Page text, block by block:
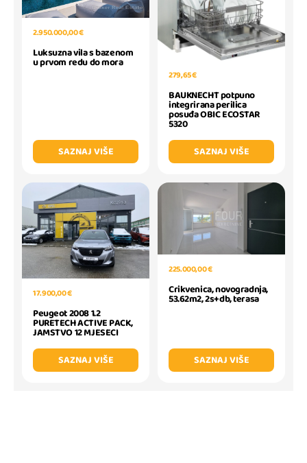
2.950.000,00 €
Luksuzna vila s bazenom
u prvom redu do mora
SAZNAJ VIŠE
279,65 €
BAUKNECHT potpuno
integrirana perilica
posuđa OBIC ECOSTAR
5320
SAZNAJ VIŠE
17.900,00 €
Peugeot 2008 1.2
PURETECH ACTIVE PACK,
JAMSTVO 12 MJESECI
SAZNAJ VIŠE
225.000,00 €
Crikvenica, novogradnja,
53.62m2, 2s+db, terasa
SAZNAJ VIŠE